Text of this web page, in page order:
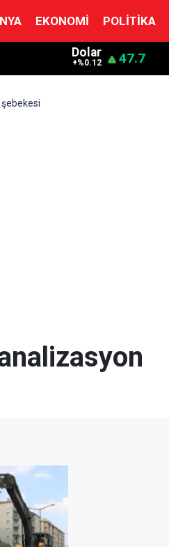
EKONOMI POLITIKA
Dolar
+%0.12 47.7